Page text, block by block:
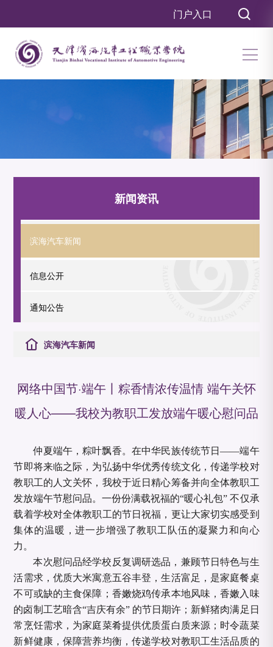
门户入口
新闻资讯
滨海汽车新闻
信息公开
通知公告
滨海汽车新闻
网络中国节·端午丨粽香情浓传温情 端午关怀
暖人心——我校为教职工发放端午暖心慰问品
仲夏端午，粽叶飘香。在中华民族传统节日——端午
节即将来临之际，为弘扬中华优秀传统文化，传递学校对
教职工的人文关怀，我校于近日精心筹备并向全体教职工
发放端午节慰问品。一份份满载祝福的“暖心礼包” 不仅承
载着学校对全体教职工的节日祝福，更让大家切实感受到
集体的温暖，进一步增强了教职工队伍的凝聚力和向心
力。
本次慰问品经学校反复调研选品，兼顾节日特色与生
活需求，优质大米寓意五谷丰登，生活富足，是家庭餐桌
不可或缺的主食保障；香嫩烧鸡传承本地风味，香嫩入味
的卤制工艺暗含“吉庆有余” 的节日期许；新鲜猪肉满足日
常烹饪需求，为家庭菜肴提供优质蛋白质来源；时令蔬菜
新鲜健康，保障营养均衡，传递学校对教职工生活品质的